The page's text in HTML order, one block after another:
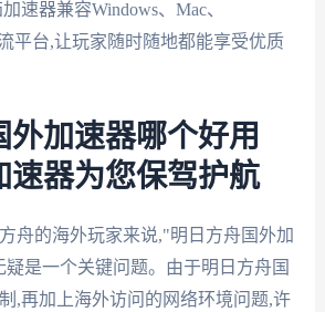
速器兼容Windows、Mac、
平台,让玩家随时随地都能享受优质
外加速器哪个好用
速器为您保驾护航
舟的海外玩家来说,"明日方舟国外加
是一个关键问题。由于明日方舟国
,再加上海外访问的网络环境问题,许